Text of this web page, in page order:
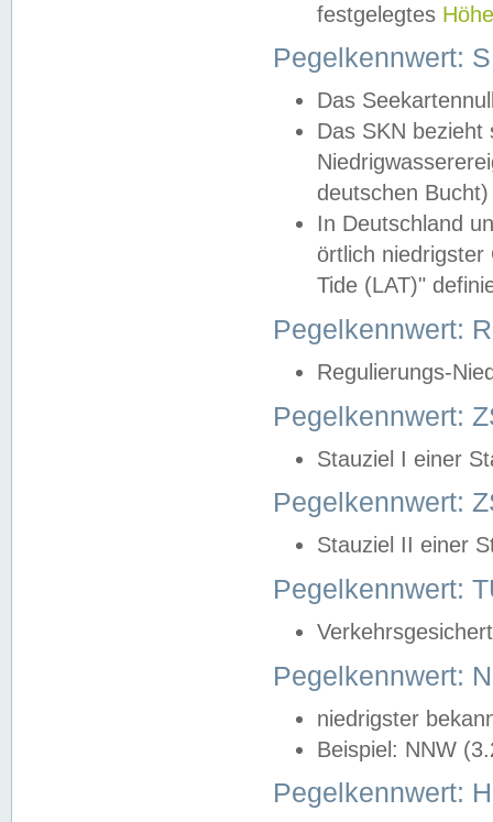
festgelegtes
Pegelkennwert:
Das
Das SKN
deutschen
In Deutschland
örtlich
Tide (LAT)"
Pegelkennwert:
Regulierungs-
Pegelkennwert:
Stauziel I einer
Pegelkennwert:
Stauziel II einer
Pegelkennwert:
Pegelkennwert:
niedrigster
Beispiel: NNW
Pegelkennwert: